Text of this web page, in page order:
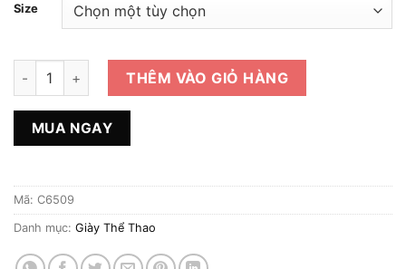
Size
Giày Thể Thao 2hand Hiệu Fila số lượng
THÊM VÀO GIỎ HÀNG
MUA NGAY
Mã: C6509
Danh mục: Giày Thể Thao